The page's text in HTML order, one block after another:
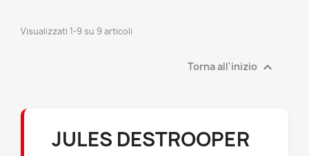
Visualizzati 1-9 su 9 articoli
Torna all'inizio 
JULES DESTROOPER